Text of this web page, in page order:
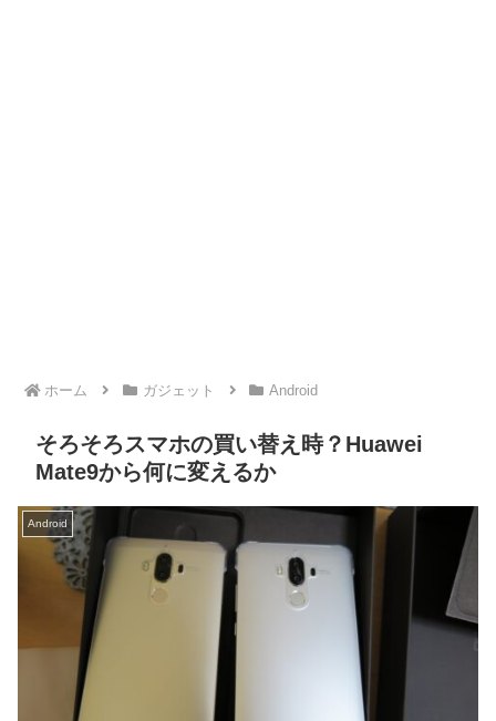
ホーム ガジェット Android
そろそろスマホの買い替え時？Huawei
Mate9から何に変えるか
Android